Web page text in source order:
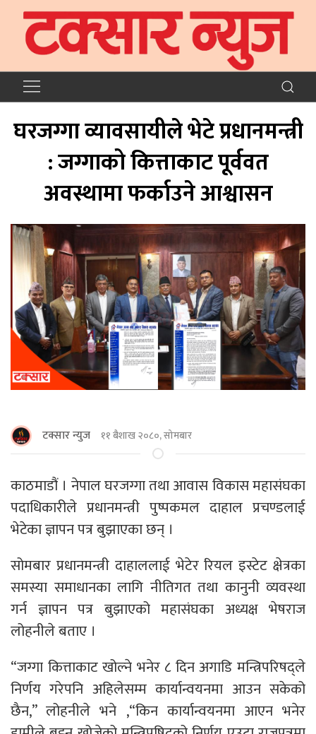
घरजग्गा व्यावसायीले भेटे प्रधानमन्त्री
: जग्गाको कित्ताकाट पूर्ववत
अवस्थामा फर्काउने आश्वासन
टक्सार न्युज ११ बैशाख २०८०, सोमबार
काठमाडौं । नेपाल घरजग्गा तथा आवास विकास महासंघका
पदाधिकारीले प्रधानमन्त्री पुष्पकमल दाहाल प्रचण्डलाई
भेटेका ज्ञापन पत्र बुझाएका छन् ।
सोमबार प्रधानमन्त्री दाहाललाई भेटेर रियल इस्टेट क्षेत्रका
समस्या समाधानका लागि नीतिगत तथा कानुनी व्यवस्था
गर्न ज्ञापन पत्र बुझाएको महासंघका अध्यक्ष भेषराज
लोहनीले बताए ।
“जग्गा कित्ताकाट खोल्ने भनेर ८ दिन अगाडि मन्त्रिपरिषद्ले
निर्णय गरेपनि अहिलेसम्म कार्यान्वयनमा आउन सकेको
छैन,” लोहनीले भने ,“किन कार्यान्वयनमा आएन भनेर